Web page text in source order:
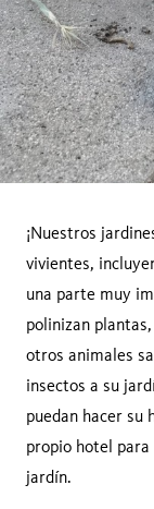
¡Nuestros
vivientes,
una parte muy
polinizan
otros animales
insectos a su
puedan hacer su
propio hotel
jardín.